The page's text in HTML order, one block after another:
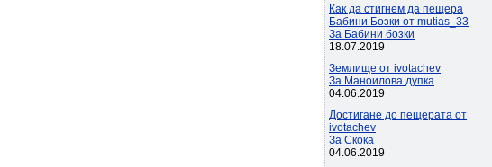
Как да стигнем да пещера
Бабини Бозки от mutias_33
За Бабини бозки
18.07.2019
Землище от ivotachev
За Маноилова дупка
04.06.2019
Достигане до пещерата от
ivotachev
За Скока
04.06.2019